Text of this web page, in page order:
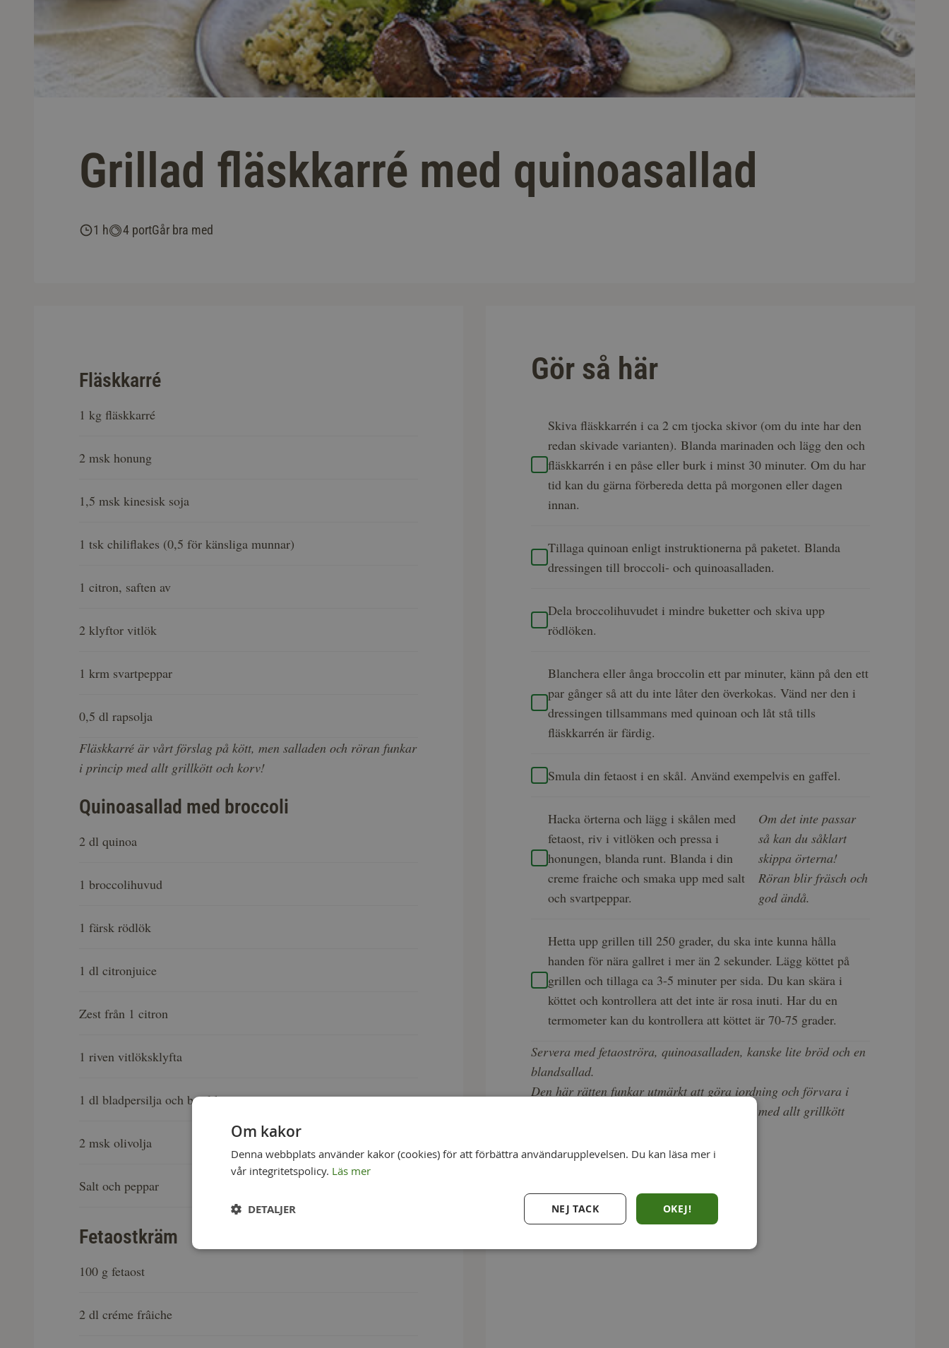
Grillad fläskkarré med quinoasallad
1 h 4 portGår bra med
Fläskkarré
1 kg fläskkarré
2 msk honung
1,5 msk kinesisk soja
1 tsk chiliflakes (0,5 för känsliga munnar)
1 citron, saften av
2 klyftor vitlök
1 krm svartpeppar
0,5 dl rapsolja
Fläskkarré är vårt förslag på kött, men salladen och röran funkar
i princip med allt grillkött och korv!
Quinoasallad med broccoli
2 dl quinoa
1 broccolihuvud
1 färsk rödlök
1 dl citronjuice
Zest från 1 citron
1 riven vitlöksklyfta
1 dl bladpersilja och basilika
2 msk olivolja
Salt och peppar
Fetaostkräm
100 g fetaost
2 dl créme frâiche
Gör så här
Skiva fläskkarrén i ca 2 cm tjocka skivor (om du inte har den
redan skivade varianten). Blanda marinaden och lägg den och
fläskkarrén i en påse eller burk i minst 30 minuter. Om du har
tid kan du gärna förbereda detta på morgonen eller dagen
innan.
Tillaga quinoan enligt instruktionerna på paketet. Blanda
dressingen till broccoli- och quinoasalladen.
Dela broccolihuvudet i mindre buketter och skiva upp
rödlöken.
Blanchera eller ånga broccolin ett par minuter, känn på den ett
par gånger så att du inte låter den överkokas. Vänd ner den i
dressingen tillsammans med quinoan och låt stå tills
fläskkarrén är färdig.
Smula din fetaost i en skål. Använd exempelvis en gaffel.
Hacka örterna och lägg i skålen med
fetaost, riv i vitlöken och pressa i
honungen, blanda runt. Blanda i din
creme fraiche och smaka upp med salt
och svartpeppar.
Om det inte passar
så kan du såklart
skippa örterna!
Röran blir fräsch och
god ändå.
Hetta upp grillen till 250 grader, du ska inte kunna hålla
handen för nära gallret i mer än 2 sekunder. Lägg köttet på
grillen och tillaga ca 3-5 minuter per sida. Du kan skära i
köttet och kontrollera att det inte är rosa inuti. Har du en
termometer kan du kontrollera att köttet är 70-75 grader.
Servera med fetaoströra, quinoasalladen, kanske lite bröd och en
blandsallad.
Den här rätten funkar utmärkt att göra iordning och förvara i
kylen för snabb utspisning, och smakar gott med allt grillkött
Om kakor
Denna webbplats använder kakor (cookies) för att förbättra användarupplevelsen. Du kan läsa mer i
vår integritetspolicy. Läs mer
OKEJ!
NEJ TACK
DETALJER